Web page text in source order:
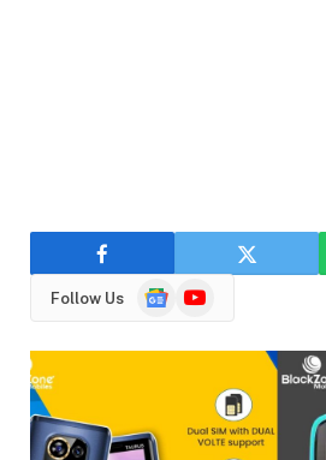
Follow Us
GoogleYouTube